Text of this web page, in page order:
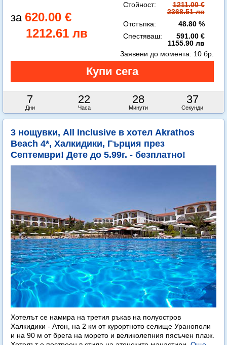
620.00 €
1212.61 лв
Стойност:
1211.00 €
2368.51 лв
Отстъпка:
48.80 %
Спестяваш:
591.00 €
1155.90 лв
7
Дни
22
Часа
28
Минути
35
Секунди
Заявени до момента: 10 бр.
3 нощувки, All Inclusive в хотел Akrathos
Beach 4*, Халкидики, Гърция през
Септември! Дете до 5.99г. - безплатно!
Хотелът се намира на третия ръкав на полуостров
Халкидики - Атон, на 2 км от курортното селище Уранополи
и на 90 м от брега на морето и великолепния пясъчен плаж.